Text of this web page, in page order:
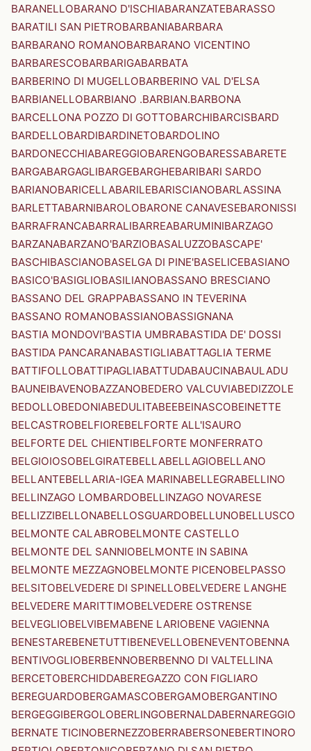
BARANELLOBARANO D'ISCHIABARANZATEBARASSO
BARATILI SAN PIETROBARBANIABARBARA
BARBARANO ROMANOBARBARANO VICENTINO
BARBARESCOBARBARIGABARBATA
BARBERINO DI MUGELLOBARBERINO VAL D'ELSA
BARBIANELLOBARBIANO .BARBIAN.BARBONA
BARCELLONA POZZO DI GOTTOBARCHIBARCISBARD
BARDELLOBARDIBARDINETOBARDOLINO
BARDONECCHIABAREGGIOBARENGOBARESSABARETE
BARGABARGAGLIBARGEBARGHEBARIBARI SARDO
BARIANOBARICELLABARILEBARISCIANOBARLASSINA
BARLETTABARNIBAROLOBARONE CANAVESEBARONISSI
BARRAFRANCABARRALIBARREABARUMINIBARZAGO
BARZANABARZANO'BARZIOBASALUZZOBASCAPE'
BASCHIBASCIANOBASELGA DI PINE'BASELICEBASIANO
BASICO'BASIGLIOBASILIANOBASSANO BRESCIANO
BASSANO DEL GRAPPABASSANO IN TEVERINA
BASSANO ROMANOBASSIANOBASSIGNANA
BASTIA MONDOVI'BASTIA UMBRABASTIDA DE' DOSSI
BASTIDA PANCARANABASTIGLIABATTAGLIA TERME
BATTIFOLLOBATTIPAGLIABATTUDABAUCINABAULADU
BAUNEIBAVENOBAZZANOBEDERO VALCUVIABEDIZZOLE
BEDOLLOBEDONIABEDULITABEEBEINASCOBEINETTE
BELCASTROBELFIOREBELFORTE ALL'ISAURO
BELFORTE DEL CHIENTIBELFORTE MONFERRATO
BELGIOIOSOBELGIRATEBELLABELLAGIOBELLANO
BELLANTEBELLARIA-IGEA MARINABELLEGRABELLINO
BELLINZAGO LOMBARDOBELLINZAGO NOVARESE
BELLIZZIBELLONABELLOSGUARDOBELLUNOBELLUSCO
BELMONTE CALABROBELMONTE CASTELLO
BELMONTE DEL SANNIOBELMONTE IN SABINA
BELMONTE MEZZAGNOBELMONTE PICENOBELPASSO
BELSITOBELVEDERE DI SPINELLOBELVEDERE LANGHE
BELVEDERE MARITTIMOBELVEDERE OSTRENSE
BELVEGLIOBELVIBEMABENE LARIOBENE VAGIENNA
BENESTAREBENETUTTIBENEVELLOBENEVENTOBENNA
BENTIVOGLIOBERBENNOBERBENNO DI VALTELLINA
BERCETOBERCHIDDABEREGAZZO CON FIGLIARO
BEREGUARDOBERGAMASCOBERGAMOBERGANTINO
BERGEGGIBERGOLOBERLINGOBERNALDABERNAREGGIO
BERNATE TICINOBERNEZZOBERRABERSONEBERTINORO